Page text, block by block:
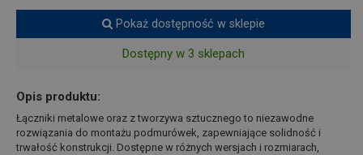
Pokaż dostępność w sklepie
Dostępny w 3 sklepach
Opis produktu:
Łączniki metalowe oraz z tworzywa sztucznego to niezawodne
rozwiązania do montażu podmurówek, zapewniające solidność i
trwałość konstrukcji. Dostępne w różnych wersjach i rozmiarach,